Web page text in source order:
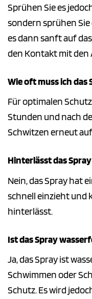
Sprühen Sie es
sondern sprühen
es dann sanft auf
den Kontakt mit den
Wie oft muss ich das
Für optimalen
Stunden und nach
Schwitzen erneut
Hinterlässt das
Nein, das Spray hat
schnell einzieht und
hinterlässt.
Ist das Spray
Ja, das Spray ist
Schwimmen oder
Schutz. Es wird